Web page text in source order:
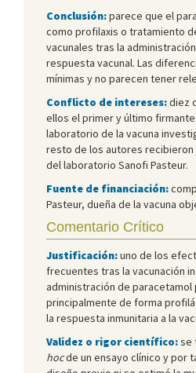
Conclusión:parece que el
como profilaxis o tratamiento
vacunales tras la
respuesta vacunal. Las
mínimas y no parecen tener
Conflicto de intereses:diez
ellos el primer y último
laboratorio de la vacuna
resto de los autores
del laboratorio Sanofi Pasteur.
Fuente de financiación:
Pasteur, dueña de la vacuna
Comentario Crítico
Justificación:uno de los
frecuentes tras la vacunación
administración de paracetamol
principalmente de forma
la respuesta inmunitaria a la
Validez o rigor científico:se
hocde un ensayo clínico y por